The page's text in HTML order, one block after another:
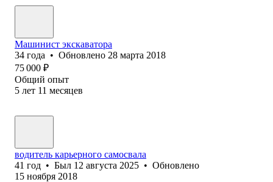
Машинист экскаватора
34 года • Обновлено 28 марта 2018
75 000 ₽
Общий опыт
5 лет 11 месяцев
водитель карьерного самосвала
41 год • Был 12 августа 2025 • Обновлено
15 ноября 2018